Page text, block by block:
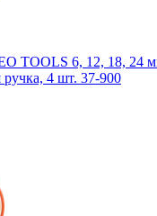
TOOLS 6, 12, 18, 24
ручка, 4 шт. 37-900